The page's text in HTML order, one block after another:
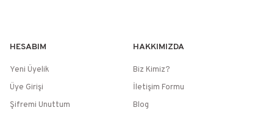
HESABIM
Yeni Üyelik
Üye Girişi
Şifremi Unuttum
HAKKIMIZDA
Biz Kimiz?
İletişim Formu
Blog